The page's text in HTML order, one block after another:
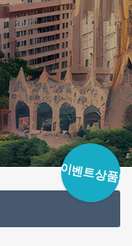
이벤트상품!